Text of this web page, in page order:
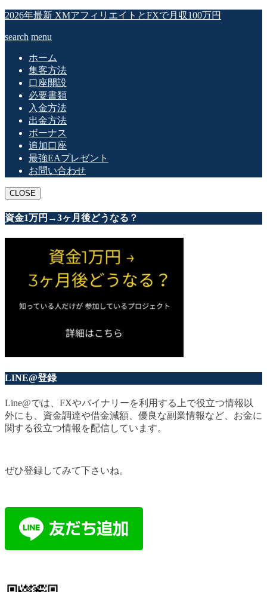
2026年最新 XMアフィリエイトとFXで月収100万円
search menu
ホーム
集客方法
口座開設
必要書類
入金方法
出金方法
ボーナス
追加口座
最強EAプレゼント
お問い合わせ
CLOSE
資金1万円→3ヶ月後どうなる？
LINE@登録
Line@では、FXやバイナリーを利用する上で役立つ情報以
外にも、資金調達や借金減額、優良な副業情報など、お金に
関する役立つ情報を配信しています。
ぜひ登録してみて下さいね。